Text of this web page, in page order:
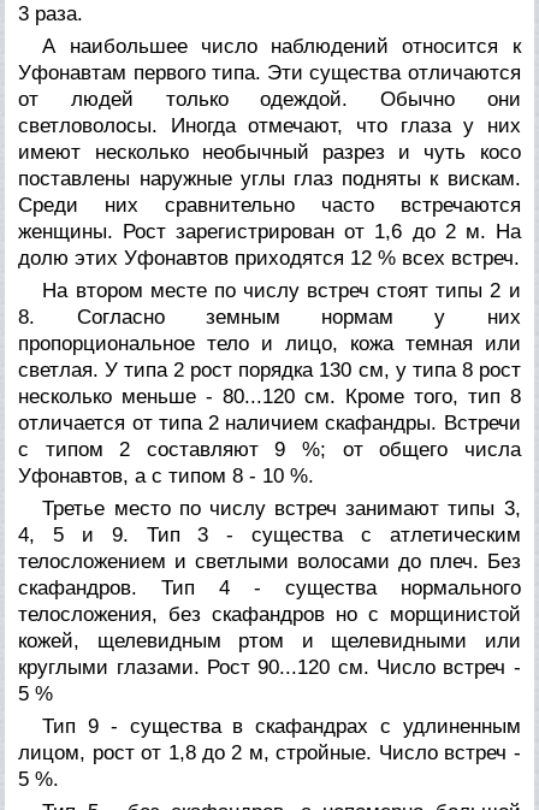
3 раза.
А наибольшее число наблюдений относится к
Уфонавтам первого типа. Эти существа отличаются
от людей только одеждой. Обычно они
светловолосы. Иногда отмечают, что глаза у них
имеют несколько необычный разрез и чуть косо
поставлены наружные углы глаз подняты к вискам.
Среди них сравнительно часто встречаются
женщины. Рост зарегистрирован от 1,6 до 2 м. На
долю этих Уфонавтов приходятся 12 % всех встреч.
На втором месте по числу встреч стоят типы 2 и
8. Согласно земным нормам у них
пропорциональное тело и лицо, кожа темная или
светлая. У типа 2 рост порядка 130 см, у типа 8 рост
несколько меньше - 80...120 см. Кроме того, тип 8
отличается от типа 2 наличием скафандры. Встречи
с типом 2 составляют 9 %; от общего числа
Уфонавтов, а с типом 8 - 10 %.
Третье место по числу встреч занимают типы 3,
4, 5 и 9. Тип 3 - существа с атлетическим
телосложением и светлыми волосами до плеч. Без
скафандров. Тип 4 - существа нормального
телосложения, без скафандров но с морщинистой
кожей, щелевидным ртом и щелевидными или
круглыми глазами. Рост 90...120 см. Число встреч -
5 %
Тип 9 - существа в скафандрах с удлиненным
лицом, рост от 1,8 до 2 м, стройные. Число встреч -
5 %.